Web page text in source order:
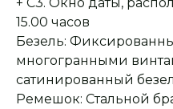
15.00 часов
Безель:
многогранными
сатинированный
Ремешок: Стальной